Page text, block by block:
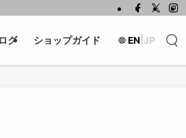
グ ショップガイド EN JP